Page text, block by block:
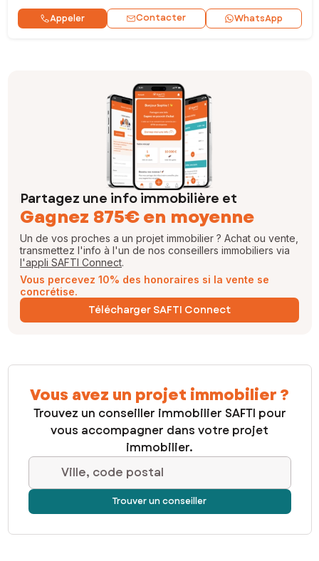
Appeler Contacter WhatsApp
Partagez une info immobilière et
Gagnez 875€ en moyenne
Un de vos proches a un projet immobilier ? Achat ou vente,
transmettez l'info à l'un de nos conseillers immobiliers via
l'appli SAFTI Connect.
Vous percevez 10% des honoraires si la vente se
concrétise.
Télécharger SAFTI Connect
Vous avez un projet immobilier ?
Trouvez un conseiller immobilier SAFTI pour
vous accompagner dans votre projet
immobilier.
Ville, code postal
Trouver un conseiller